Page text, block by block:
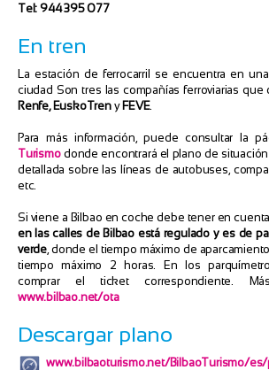
Tel: 944 395 077
En tren
La estación de ferrocarril se encuentra en
ciudad Son tres las compañías ferroviarias que
Renfe, EuskoTreny FEVE.
Para más información, puede consultar la
Turismodonde encontrará el plano de
detallada sobre las líneas de autobuses,
etc.
Si viene a Bilbao en coche debe tener en
en las calles de Bilbao está regulado y es de
verde , donde el tiempo máximo de
tiempo máximo 2 horas. En los
comprar el ticket correspondiente.
www.bilbao.net/ota
Descargar plano
www.bilbaoturismo.net/BilbaoTurismo/